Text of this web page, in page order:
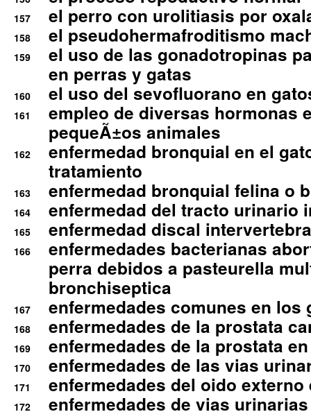
157 el perro con urolitiasis por
158 el pseudohermafroditismo
159
el uso de las gonadotropinas
en perras y gatas
160 el uso del sevofluorano en
161
empleo de diversas hormonas
pequeÃ±os animales
162
enfermedad bronquial en el
tratamiento
163 enfermedad bronquial felina o
164 enfermedad del tracto urinario
165 enfermedad discal
166
enfermedades bacterianas
perra debidos a pasteurella
bronchiseptica
167 enfermedades comunes en los
168 enfermedades de la prostata
169 enfermedades de la prostata
170 enfermedades de las vias
171 enfermedades del oido
172
enfermedades de vias